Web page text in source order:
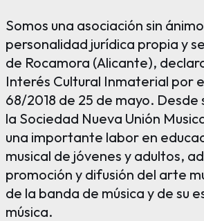
Somos una asociación sin
personalidad jurídica propia y
de Rocamora (Alicante),
Interés Cultural Inmaterial por
68/2018 de 25 de mayo. Desde
la Sociedad Nueva Unión
una importante labor en
musical de jóvenes y adultos,
promoción y difusión del arte
de la banda de música y de su
música.